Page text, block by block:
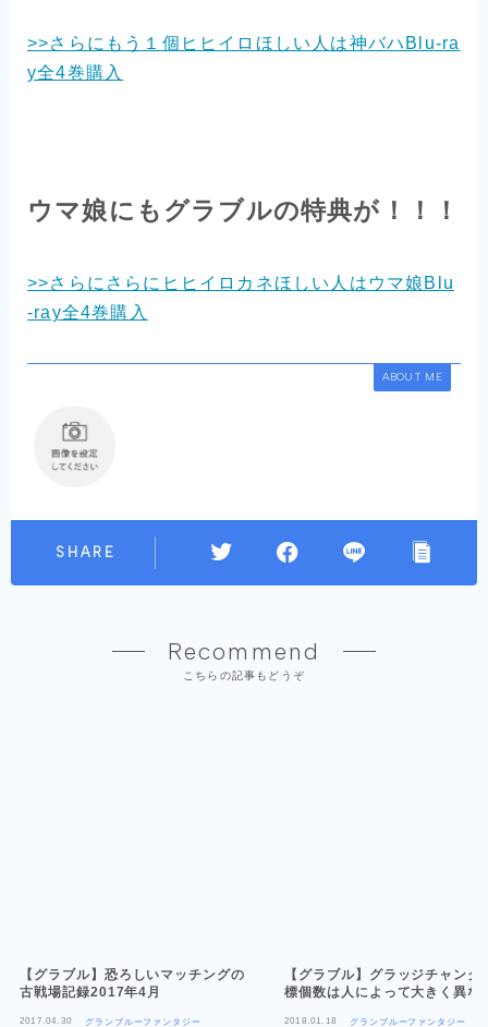
>>さらにもう１個ヒヒイロほしい人は神バハBlu-ra
y全4巻購入
ウマ娘にもグラブルの特典が！！！
>>さらにさらにヒヒイロカネほしい人はウマ娘Blu
-ray全4巻購入
ABOUT ME
SHARE
Recommend
こちらの記事もどうぞ
【グラブル】恐ろしいマッチングの
古戦場記録2017年4月
2017.04.30 グランブルーファンタジー
【グラブル】グラッジチャンク
標個数は人によって大きく異な
2018.01.18 グランブルーファンタジー